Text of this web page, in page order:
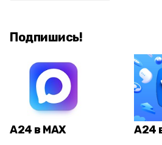
Подпишись!
А24 в MAX А24